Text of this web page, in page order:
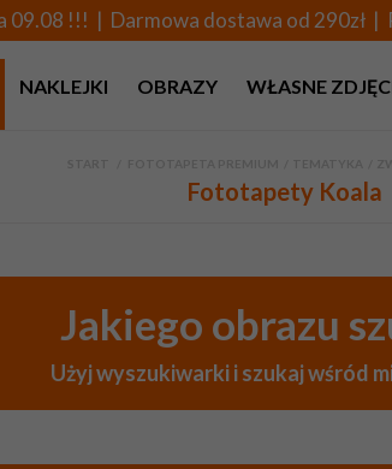
09.08 !!! | Darmowa dostawa od 290zł |
NAKLEJKI OBRAZY WŁASNE
Fototapety Koala
Jakiego obrazu
Użyj wyszukiwarki i szukaj wśród